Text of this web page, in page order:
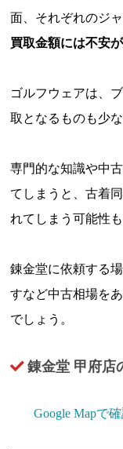
面、それぞれのジ
買取金額には不安が
ゴルフウェアは、
取となるものも少
専門的な知識や中
てしまうと、古着
れてしまう可能性も
錬金堂に依頼する
すなど中古相場を
でしょう。
錬金堂 甲府店
Google Mapで